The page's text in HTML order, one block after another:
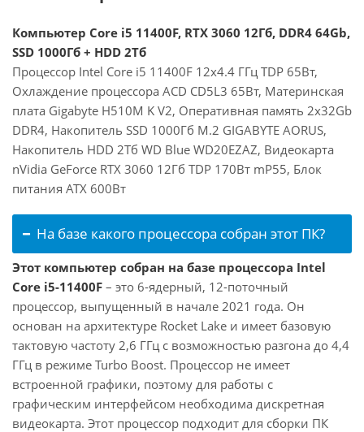
Компьютер Core i5 11400F, RTX 3060 12Гб, DDR4 64Gb,
SSD 1000Гб + HDD 2Тб
Процессор Intel Core i5 11400F 12x4.4 ГГц TDP 65Вт,
Охлаждение процессора ACD CD5L3 65Вт, Материнская
плата Gigabyte H510M K V2, Оперативная память 2x32Gb
DDR4, Накопитель SSD 1000Гб M.2 GIGABYTE AORUS,
Накопитель HDD 2Тб WD Blue WD20EZAZ, Видеокарта
nVidia GeForce RTX 3060 12Гб TDP 170Вт mP55, Блок
питания ATX 600Вт
На базе какого процессора собран этот ПК?
Этот компьютер собран на базе процессора Intel
Core i5-11400F – это 6-ядерный, 12-поточный
процессор, выпущенный в начале 2021 года. Он
основан на архитектуре Rocket Lake и имеет базовую
тактовую частоту 2,6 ГГц с возможностью разгона до 4,4
ГГц в режиме Turbo Boost. Процессор не имеет
встроенной графики, поэтому для работы с
графическим интерфейсом необходима дискретная
видеокарта. Этот процессор подходит для сборки ПК